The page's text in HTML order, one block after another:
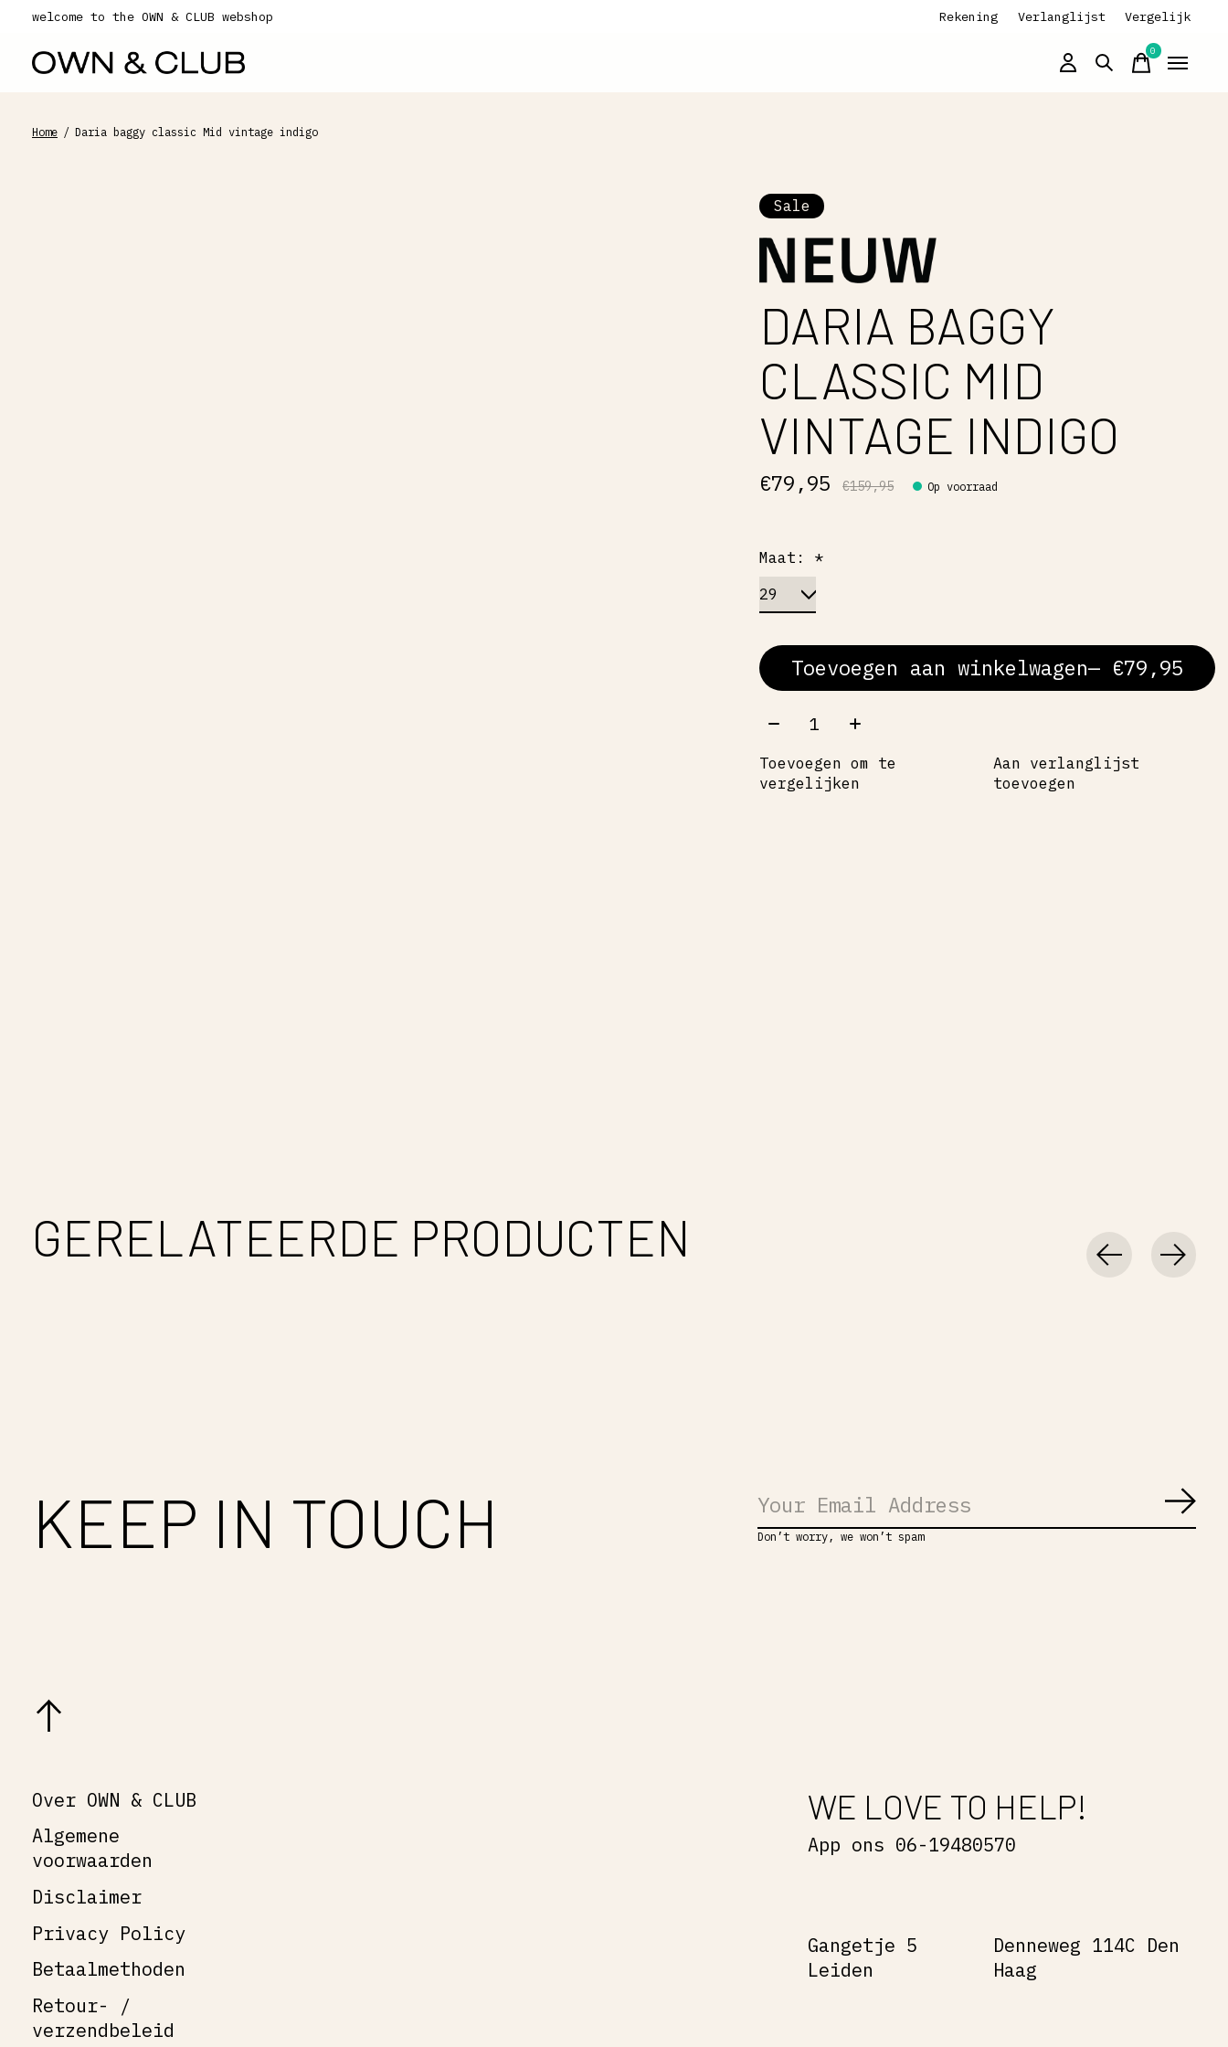
welcome to the OWN & CLUB webshop Rekening Verlanglijst Vergelijk
0items
Home / Daria baggy classic Mid vintage indigo
Sale
DARIA BAGGY
CLASSIC MID
VINTAGE INDIGO
€79,95€159,95 Op voorraad
Maat: *
Toevoegen aan winkelwagen
— €79,95
Aantal:
Toevoegen om te
vergelijken
Aan verlanglijst
toevoegen
GERELATEERDE PRODUCTEN
KEEP IN TOUCH Don’t worry, we won’t spam
Over OWN & CLUB
Algemene
voorwaarden
Disclaimer
Privacy Policy
Betaalmethoden
Retour- /
verzendbeleid
WE LOVE TO HELP!
App ons 06-19480570
Gangetje 5
Leiden
Denneweg 114C Den
Haag